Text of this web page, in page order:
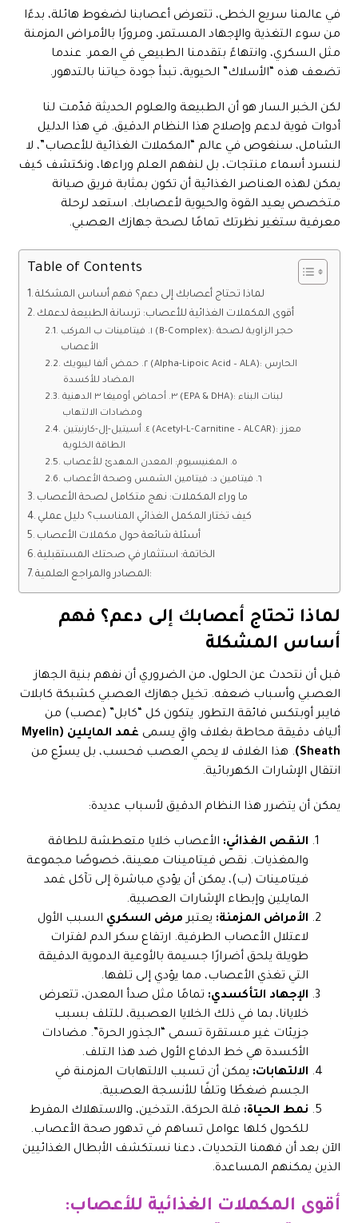
في عالمنا سريع الخطى، تتعرض أعصابنا لضغوط هائلة، بدءًا
من سوء التغذية والإجهاد المستمر، ومرورًا بالأمراض المزمنة
مثل السكري، وانتهاءً بتقدمنا الطبيعي في العمر. عندما
تضعف هذه “الأسلاك” الحيوية، تبدأ جودة حياتنا بالتدهور.
لكن الخبر السار هو أن الطبيعة والعلوم الحديثة قدّمت لنا
أدوات قوية لدعم وإصلاح هذا النظام الدقيق. في هذا الدليل
الشامل، سنغوص في عالم “المكملات الغذائية للأعصاب”، لا
لنسرد أسماء منتجات، بل لنفهم العلم وراءها، ونكتشف كيف
يمكن لهذه العناصر الغذائية أن تكون بمثابة فريق صيانة
متخصص يعيد القوة والحيوية لأعصابك. استعد لرحلة
معرفية ستغير نظرتك تمامًا لصحة جهازك العصبي.
Table of Contents
لماذا تحتاج أعصابك إلى دعم؟ فهم أساس المشكلة
أقوى المكملات الغذائية للأعصاب: ترسانة الطبيعة لدعمك
١. فيتامينات ب المركب (B-Complex): حجر الزاوية لصحة
الأعصاب
٢. حمض ألفا ليبويك (Alpha-Lipoic Acid – ALA): الحارس
المضاد للأكسدة
٣. أحماض أوميغا ٣ الدهنية (EPA & DHA): لبنات البناء
ومضادات الالتهاب
٤. أسيتيل-إل-كارنيتين (Acetyl-L-Carnitine – ALCAR): معزز
الطاقة الخلوية
٥. المغنيسيوم: المعدن المهدئ للأعصاب
٦. فيتامين د: فيتامين الشمس وصحة الأعصاب
ما وراء المكملات: نهج متكامل لصحة الأعصاب
كيف تختار المكمل الغذائي المناسب؟ دليل عملي
أسئلة شائعة حول مكملات الأعصاب
الخاتمة: استثمار في صحتك المستقبلية
المصادر والمراجع العلمية:
لماذا تحتاج أعصابك إلى دعم؟ فهم
أساس المشكلة
قبل أن نتحدث عن الحلول، من الضروري أن نفهم بنية الجهاز
العصبي وأسباب ضعفه. تخيل جهازك العصبي كشبكة كابلات
فايبر أوبتكس فائقة التطور. يتكون كل “كابل” (عصب) من
ألياف دقيقة محاطة بغلاف واقٍ يسمى
غمد المايلين (Myelin
Sheath) . هذا الغلاف لا يحمي العصب فحسب، بل يسرّع من
انتقال الإشارات الكهربائية.
يمكن أن يتضرر هذا النظام الدقيق لأسباب عديدة:
النقص الغذائي: الأعصاب خلايا متعطشة للطاقة
والمغذيات. نقص فيتامينات معينة، خصوصًا مجموعة
فيتامينات (ب)، يمكن أن يؤدي مباشرة إلى تآكل غمد
المايلين وإبطاء الإشارات العصبية.
الأمراض المزمنة: يعتبر مرض السكري السبب الأول
لاعتلال الأعصاب الطرفية. ارتفاع سكر الدم لفترات
طويلة يلحق أضرارًا جسيمة بالأوعية الدموية الدقيقة
التي تغذي الأعصاب، مما يؤدي إلى تلفها.
الإجهاد التأكسدي: تمامًا مثل صدأ المعدن، تتعرض
خلايانا، بما في ذلك الخلايا العصبية، للتلف بسبب
جزيئات غير مستقرة تسمى “الجذور الحرة”. مضادات
الأكسدة هي خط الدفاع الأول ضد هذا التلف.
الالتهابات: يمكن أن تسبب الالتهابات المزمنة في
الجسم ضغطًا وتلفًا للأنسجة العصبية.
نمط الحياة: قلة الحركة، التدخين، والاستهلاك المفرط
للكحول كلها عوامل تساهم في تدهور صحة الأعصاب.
الآن بعد أن فهمنا التحديات، دعنا نستكشف الأبطال الغذائيين
الذين يمكنهم المساعدة.
أقوى المكملات الغذائية للأعصاب: